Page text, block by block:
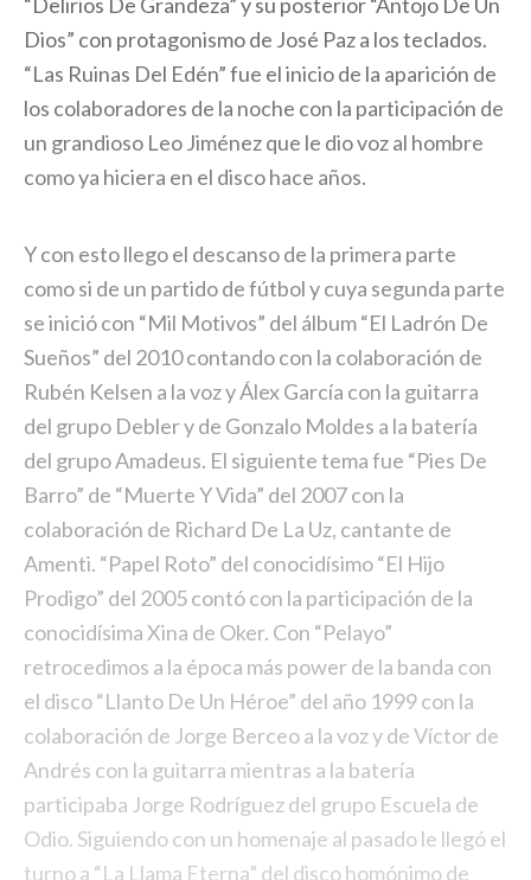
Dios” con protagonismo de José Paz a los teclados.
“Las Ruinas Del Edén” fue el inicio de la aparición de
los colaboradores de la noche con la participación de
un grandioso Leo Jiménez que le dio voz al hombre
como ya hiciera en el disco hace años.
Y con esto llego el descanso de la primera parte
como si de un partido de fútbol y cuya segunda parte
se inició con “Mil Motivos” del álbum “El Ladrón De
Sueños” del 2010 contando con la colaboración de
Rubén Kelsen a la voz y Álex García con la guitarra
del grupo Debler y de Gonzalo Moldes a la batería
del grupo Amadeus. El siguiente tema fue “Pies De
Barro” de “Muerte Y Vida” del 2007 con la
colaboración de Richard De La Uz, cantante de
Amenti. “Papel Roto” del conocidísimo “El Hijo
Prodigo” del 2005 contó con la participación de la
conocidísima Xina de Oker. Con “Pelayo”
retrocedimos a la época más power de la banda con
el disco “Llanto De Un Héroe” del año 1999 con la
colaboración de Jorge Berceo a la voz y de Víctor de
Andrés con la guitarra mientras a la batería
participaba Jorge Rodríguez del grupo Escuela de
Odio. Siguiendo con un homenaje al pasado le llegó el
turno a “La Llama Eterna” del disco homónimo de